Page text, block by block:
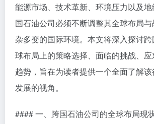
能源市场、技术革新、环境压力以及
国石油公司必须不断调整其全球布局
杂多变的国际环境。本文将深入探讨
球布局上的策略选择、面临的挑战、
趋势，旨在为读者提供一个全面了解
发展的视角。
#### 一、跨国石油公司的全球布局现